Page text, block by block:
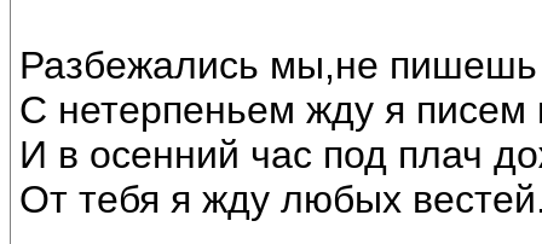
Разбежались мы,не
С нетерпеньем жду я
И в осенний час под плач
От тебя я жду любых